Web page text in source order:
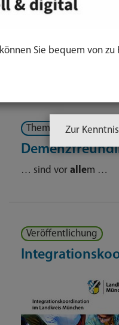
Sortierung:
Themenseite
… sind vor allem …
Veröffentlichung
können Sie bequem von zu
Zur